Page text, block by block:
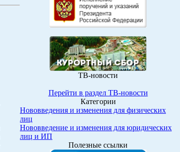
ТВ-новости
Перейти в раздел ТВ-новости
Категории
Нововведения и изменения для физических
лиц
Нововведение и изменения для юридических
лиц и ИП
Полезные ссылки